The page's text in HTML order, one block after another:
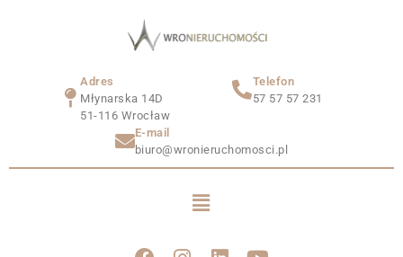
Adres
Młynarska 14D
51-116 Wrocław
Telefon
57 57 57 231
E-mail
biuro@wronieruchomosci.pl